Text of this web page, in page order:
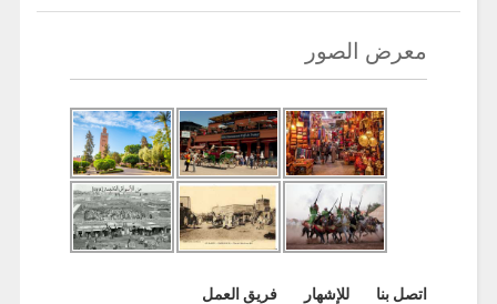
معرض الصور
اتصل بنا للإشهار
فريق العمل